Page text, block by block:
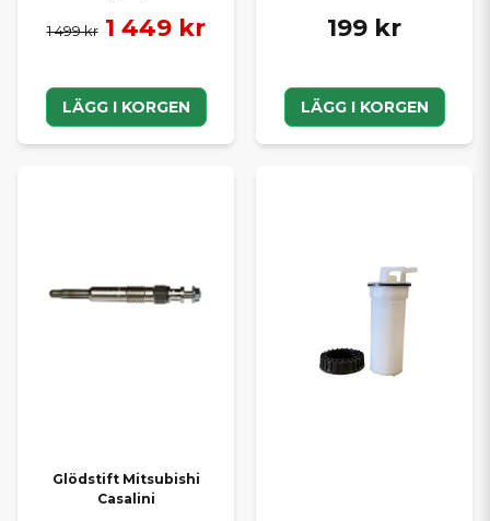
1 499 kr 1 449 kr
LÄGG I KORGEN
199 kr
LÄGG I KORGEN
Glödstift Mitsubishi
Casalini